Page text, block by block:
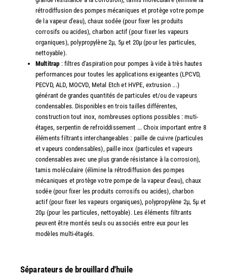
rétrodiffusion des pompes mécaniques et protège votre pompe
de la vapeur d'eau), chaux sodée (pour fixer les produits
corrosifs ou acides), charbon actif (pour fixer les vapeurs
organiques), polypropylène 2µ, 5µ et 20µ (pour les particules,
nettoyable).
Multitrap : filtres d'aspiration pour pompes à vide à très hautes
performances pour toutes les applications exigeantes (LPCVD,
PECVD, ALD, MOCVD, Metal Etch et HVPE, extrusion ...)
générant de grandes quantités de particules et/ou de vapeurs
condensables. Disponibles en trois tailles différentes,
construction tout inox, nombreuses options possibles : muti-
étages, serpentin de refroiddissement ... Choix important entre 8
éléments filtrants interchangeables : paille de cuivre (particules
et vapeurs condensables), paille inox (particules et vapeurs
condensables avec une plus grande résistance à la corrosion),
tamis moléculaire (élimine la rétrodiffusion des pompes
mécaniques et protège votre pompe de la vapeur d'eau), chaux
sodée (pour fixer les produits corrosifs ou acides), charbon
actif (pour fixer les vapeurs organiques), polypropylène 2µ, 5µ et
20µ (pour les particules, nettoyable). Les éléments filtrants
peuvent être montés seuls ou associés entre eux pour les
modèles multi-étagés.
Séparateurs de brouillard d'huile